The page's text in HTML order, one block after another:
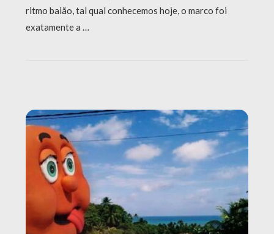
ritmo baião, tal qual conhecemos hoje, o marco foi
exatamente a …